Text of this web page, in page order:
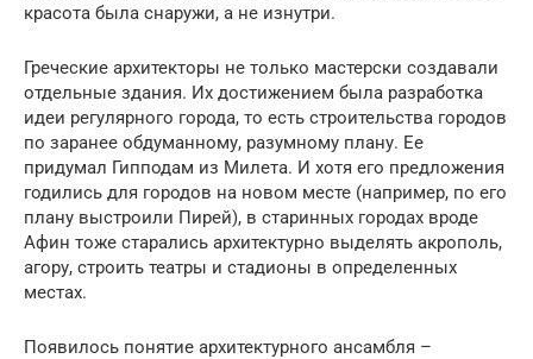
красота была снаружи, а не изнутри.
Греческие архитекторы не только мастерски создавали
отдельные здания. Их достижением была разработка
идеи регулярного города, то есть строительства городов
по заранее обдуманному, разумному плану. Ее
придумал Гипподам из Милета. И хотя его предложения
годились для городов на новом месте (например, по его
плану выстроили Пирей), в старинных городах вроде
Афин тоже старались архитектурно выделять акрополь,
агору, строить театры и стадионы в определенных
местах.
Появилось понятие архитектурного ансамбля –